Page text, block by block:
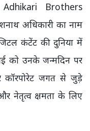
Adhikari Brothers
अधिकारी का नाम
कंटेंट की दुनिया में
को उनके जन्मदिन पर
कॉरपोरेट जगत से जुड़े
नेतृत्व क्षमता के लिए